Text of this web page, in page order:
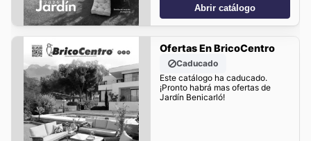
Abrir catálogo
Ofertas En BricoCentro
Caducado
Este catálogo ha caducado.
¡Pronto habrá mas ofertas de
Jardín Benicarló!